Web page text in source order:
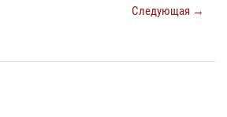
Следующая →